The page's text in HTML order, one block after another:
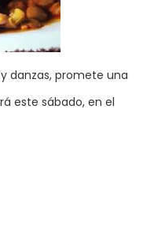
danzas, promete una
este sábado, en el